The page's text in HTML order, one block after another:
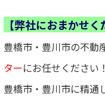
【弊社におまかせく
豊橋市・豊川市の不動
ターにお任せください！
豊橋市・豊川市に精通